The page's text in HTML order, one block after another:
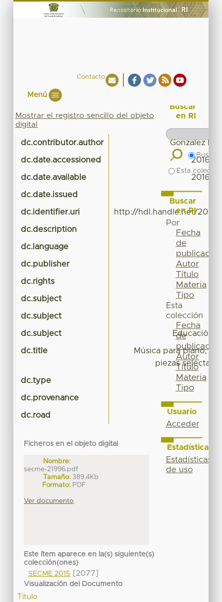
Contacto
Menú
Mostrar el registro sencillo del objeto
digital
dc.contributor.author Gonzalez
dc.date.accessioned 2016-
dc.date.available 2016-
dc.date.issued
dc.identifier.uri http://hdl.handle.net/
dc.description
dc.language
dc.publisher
dc.rights
dc.subject
dc.subject
dc.subject Educación
dc.title
Música para piano,
piezas selectas
dc.type
dc.provenance
dc.road
Ficheros en el objeto digital
Nombre:
secme-21996.pdf
Tamaño: 389.4Kb
Formato: PDF
Ver documento
Este ítem aparece en la(s) siguiente(s)
colección(ones)
SECME 2015
[2077]
Visualización del Documento
Título
Buscar
en RI
Buscar
Esta
Buscar
en RI
Por
Fecha
de
publicación
Autor
Título
Materia
Tipo
Esta
colección
Fecha
de
publicación
Autor
Título
Materia
Tipo
Usuario
Acceder
Estadísticas
Estadísticas
de uso